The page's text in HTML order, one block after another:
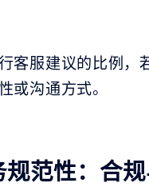
客服建议的比例，
或沟通方式。
规范性：合